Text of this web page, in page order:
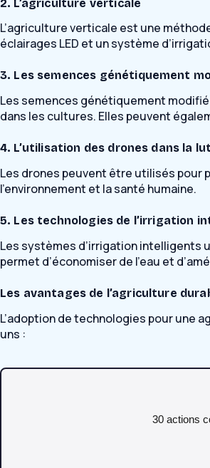
2. L’agriculture verticale
L’agriculture verticale est une
éclairages LED et un système
3. Les semences génétiquement
Les semences génétiquement
dans les cultures. Elles peuvent
4. L’utilisation des drones dans la
Les drones peuvent être utilisés pour
l’environnement et la santé humaine.
5. Les technologies de l’irrigation
Les systèmes d’irrigation intelligents
permet d’économiser de l’eau et
Les avantages de l’agriculture
L’adoption de technologies pour une
uns :
30 actions